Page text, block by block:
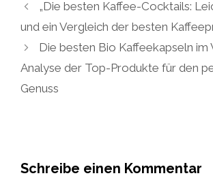
„Die besten Kaffee-Cocktails:
und ein Vergleich der besten
Die besten Bio Kaffeekapseln im
Analyse der Top-Produkte für den
Genuss
Schreibe einen Kommentar